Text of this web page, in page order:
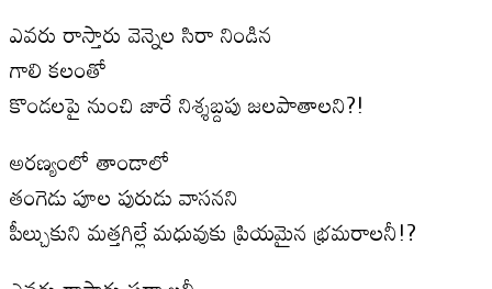
ఎవరు రాస్తారు వెన్నెల సిరా నిండిన
గాలి కలంతో
కొండలపై నుంచి జారే నిశ్శబ్దపు జలపాతాలని?!
అరణ్యంలో తాండాలో
తంగెడు పూల పురుడు వాసనని
పీల్చుకుని మత్తగిల్లే మధువుకు ప్రియమైన భ్రమరాలనీ!?